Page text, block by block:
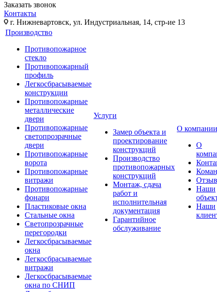
Заказать звонок
Контакты
г. Нижневартовск, ул. Индустриальная, 14, стр-ие 13
Производство
Противопожарное
стекло
Противопожарный
профиль
Легкосбрасываемые
конструкции
Противопожарные
металлические
двери
Противопожарные
светопрозрачные
двери
Противопожарные
ворота
Противопожарные
витражи
Противопожарные
фонари
Пластиковые окна
Стальные окна
Светопрозрачные
перегородки
Легкосбрасываемые
окна
Легкосбрасываемые
витражи
Легкосбрасываемые
окна по СНИП
Услуги
Замер объекта и
проектирование
конструкций
Производство
противопожарных
конструкций
Монтаж, сдача
работ и
исполнительная
документация
Гарантийное
обслуживание
О компании
О
Наши
Наши